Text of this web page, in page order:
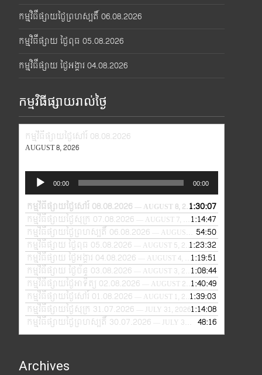
កម្មវិធីផ្សាយថ្ងៃព្រហស្បតិ៍ 06.08.2026
កម្មវិធីផ្សាយ ថ្ងៃពុធ 05.08.2026
កម្មវិធីផ្សាយ ថ្ងៃអង្គារ 04.08.2026
កម្មវិធីផ្សាយរាល់ថ្ងៃ
កម្មវិធីផ្សាយថ្ងៃសៅរ៍ 08.08.2026
AUGUST 8, 2026
Audio
Player
00:00 00:00
កម្មវិធីផ្សាយថ្ងៃសៅរ៍ 08.08.2026— AUGUST 8, 2026 1:30:07
កម្មវិធីផ្សាយថ្ងៃសុក្រ 07.08.2026
— AUGUST 7, 2026
1:14:47
កម្មវិធីផ្សាយថ្ងៃព្រហស្បតិ៍ 06.08.2026
— AUGUST 6, 2026
54:50
កម្មវិធីផ្សាយ ថ្ងៃពុធ 05.08.2026
— AUGUST 5, 2026 1:23:32
កម្មវិធីផ្សាយ ថ្ងៃអង្គារ 04.08.2026
— AUGUST 4, 2026
1:19:51
កម្មវិធីផ្សាយ ថ្ងៃច័ន្ទ 03.08.2026
— AUGUST 3, 2026 1:08:44
កម្មវិធីផ្សាយថ្ងៃអាទិត្យ 02.08.2026
— AUGUST 2, 2026 1:40:49
កម្មវិធីផ្សាយថ្ងៃសៅរ៍ 01.08.2026
— AUGUST 1, 2026 1:39:03
កម្មវិធីផ្សាយថ្ងៃសុក្រ 31.07.2026
— JULY 31, 20261:14:08
កម្មវិធីផ្សាយថ្ងៃព្រហស្បតិ៍ 30.07.2026
— JULY 30, 2026 48:16
Archives